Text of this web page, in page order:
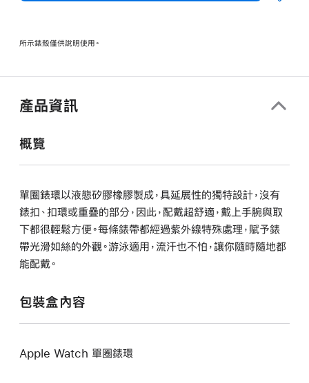
所示錶殼僅供說明使用。
產品資訊
概覽
單圈錶環以液態矽膠橡膠製成，具延展性的獨特設計，沒有
錶扣、扣環或重疊的部分，因此，配戴超舒適，戴上手腕與取
下都很輕鬆方便。每條錶帶都經過紫外線特殊處理，賦予錶
帶光滑如絲的外觀。游泳適用，流汗也不怕，讓你隨時隨地都
能配戴。
包裝盒內容
Apple Watch 單圈錶環